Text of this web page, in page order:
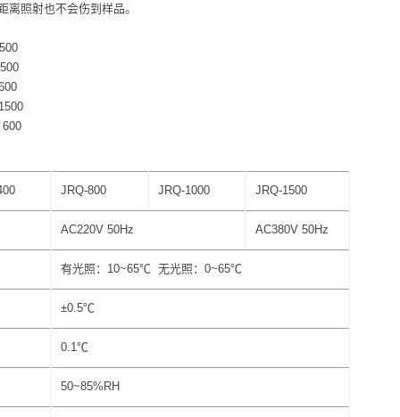
照射也不会伤到样品。
JRQ-800 JRQ-1000 JRQ-1500
AC220V 50Hz AC380V 50Hz
有光照：10~65℃ 无光照：0~65℃
±0.5℃
0.1℃
50~85%RH